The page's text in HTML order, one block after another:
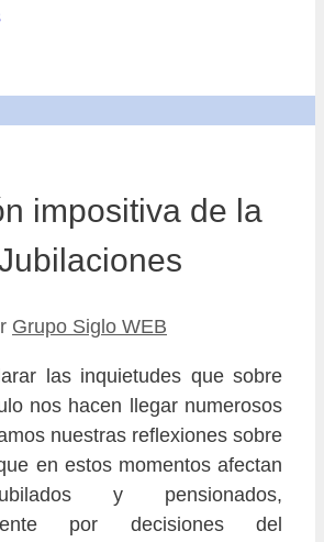
impositiva de la
Grupo Siglo WEB
las inquietudes que sobre
nos hacen llegar numerosos
nuestras reflexiones sobre
en estos momentos afectan
y pensionados,
por decisiones del